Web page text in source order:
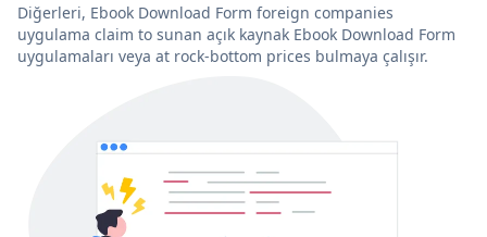
Diğerleri, Ebook Download Form foreign companies
uygulama claim to sunan açık kaynak Ebook Download Form
uygulamaları veya at rock-bottom prices bulmaya çalışır.